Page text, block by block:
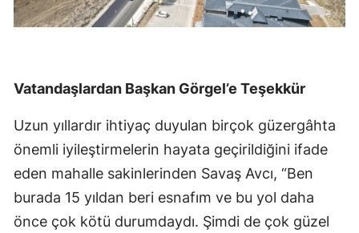
Vatandaşlardan Başkan Görgel’e Teşekkür
Uzun yıllardır ihtiyaç duyulan birçok güzergâhta
önemli iyileştirmelerin hayata geçirildiğini ifade
eden mahalle sakinlerinden Savaş Avcı, “Ben
burada 15 yıldan beri esnafım ve bu yol daha
önce çok kötü durumdaydı. Şimdi de çok güzel